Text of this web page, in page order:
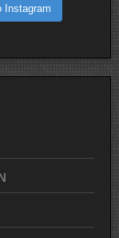
Instagram